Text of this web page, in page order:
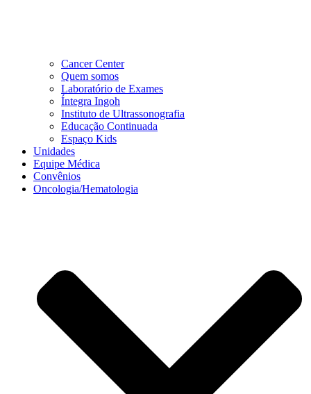
Cancer Center
Quem somos
Laboratório de Exames
Íntegra Ingoh
Instituto de Ultrassonografia
Educação Continuada
Espaço Kids
Unidades
Equipe Médica
Convênios
Oncologia/Hematologia